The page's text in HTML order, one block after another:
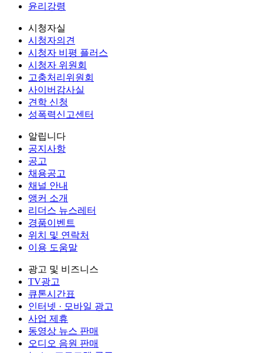
윤리강령
시청자실
시청자의견
시청자 비평 플러스
시청자 위원회
고충처리위원회
사이버감사실
견학 신청
성폭력신고센터
알립니다
공지사항
공고
채용공고
채널 안내
앵커 소개
리더스 뉴스레터
경품이벤트
위치 및 연락처
이용 도움말
광고 및 비즈니스
TV광고
큐톤시간표
인터넷 · 모바일 광고
사업 제휴
동영상 뉴스 판매
오디오 음원 판매